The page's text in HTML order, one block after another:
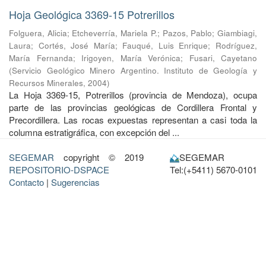
Hoja Geológica 3369-15 Potrerillos
Folguera, Alicia; Etcheverría, Mariela P.; Pazos, Pablo;Giambiagi,
Laura; Cortés, José María; Fauqué, Luis Enrique; Rodríguez,
María Fernanda; Irigoyen, María Verónica; Fusari, Cayetano
(Servicio Geológico Minero Argentino. Instituto de Geología y
Recursos Minerales, 2004)
La Hoja 3369-15, Potrerillos (provincia de Mendoza), ocupa
parte de las provincias geológicas de Cordillera Frontal y
Precordillera. Las rocas expuestas representan a casi toda la
columna estratigráfica, con excepción del ...
SEGEMAR copyright © 2019
REPOSITORIO-DSPACE
Contacto | Sugerencias
SEGEMAR
Tel:(+5411) 5670-0101